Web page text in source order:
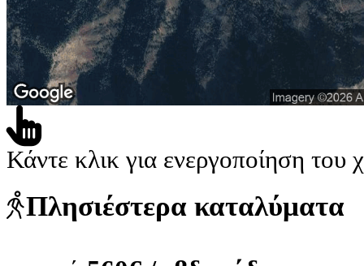
Κάντε κλικ για ενεργοποίηση του
Πλησιέστερα καταλύματα